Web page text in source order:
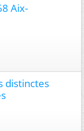
Aix-
distinctes